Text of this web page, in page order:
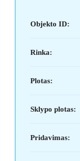
Objekto ID:
Rinka:
Plotas:
Sklypo plotas:
Pridavimas: